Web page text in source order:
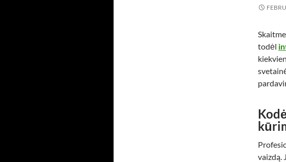
todėl
vaizdą.